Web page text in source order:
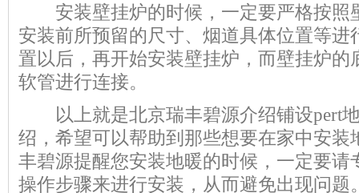
安装壁挂炉的时候，一定要严格按照
安装前所预留的尺寸、烟道具体位置等进
置以后，再开始安装壁挂炉，而壁挂炉的
软管进行连接。
以上就是北京瑞丰碧源介绍铺设pert
绍，希望可以帮助到那些想要在家中安装
丰碧源提醒您安装地暖的时候，一定要请
操作步骤来进行安装，从而避免出现问题